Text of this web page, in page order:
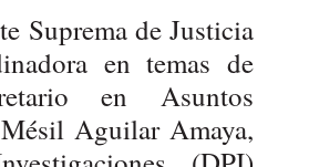
Suprema de Justicia
en temas de
en Asuntos
Aguilar Amaya,